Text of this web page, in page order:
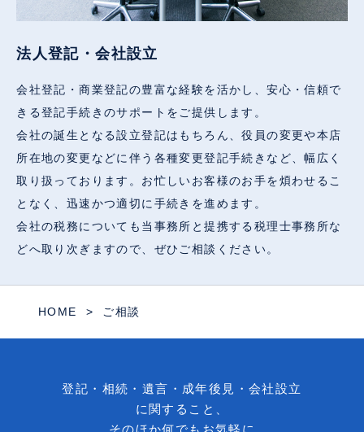
法人登記・会社設立
会社登記・商業登記の豊富な経験を活かし、安心・信頼で
きる登記手続きのサポートをご提供します。
会社の誕生となる設立登記はもちろん、役員の変更や本店
所在地の変更などに伴う各種変更登記手続きなど、幅広く
取り扱っております。お忙しいお客様のお手を煩わせるこ
となく、迅速かつ適切に手続きを進めます。
会社の税務についても当事務所と提携する税理士事務所な
どへ取り次ぎますので、ぜひご相談ください。
HOME ご相談
登記・相続・遺言・成年後見・会社設立
に関すること、